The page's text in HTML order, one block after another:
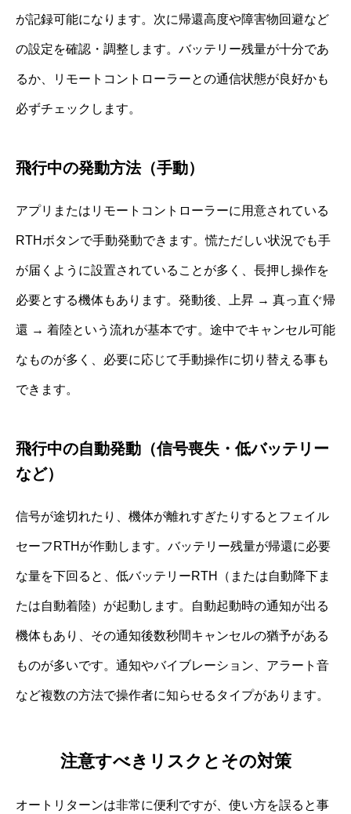
が記録可能になります。次に帰還高度や障害物回避など
の設定を確認・調整します。バッテリー残量が十分であ
るか、リモートコントローラーとの通信状態が良好かも
必ずチェックします。
飛行中の発動方法（手動）
アプリまたはリモートコントローラーに用意されている
RTHボタンで手動発動できます。慌ただしい状況でも手
が届くように設置されていることが多く、長押し操作を
必要とする機体もあります。発動後、上昇 → 真っ直ぐ帰
還 → 着陸という流れが基本です。途中でキャンセル可能
なものが多く、必要に応じて手動操作に切り替える事も
できます。
飛行中の自動発動（信号喪失・低バッテリー
など）
信号が途切れたり、機体が離れすぎたりするとフェイル
セーフRTHが作動します。バッテリー残量が帰還に必要
な量を下回ると、低バッテリーRTH（または自動降下ま
たは自動着陸）が起動します。自動起動時の通知が出る
機体もあり、その通知後数秒間キャンセルの猶予がある
ものが多いです。通知やバイブレーション、アラート音
など複数の方法で操作者に知らせるタイプがあります。
注意すべきリスクとその対策
オートリターンは非常に便利ですが、使い方を誤ると事